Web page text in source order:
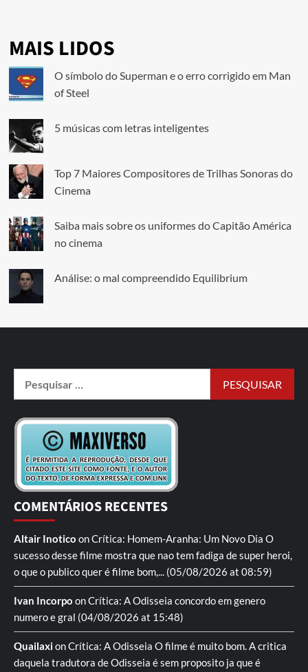
MAIS LIDOS
O símbolo do Superman e o erro corrigido em Man
of Steel
5 músicas com letras inteligentes
Top 7 Maiores Compositores de Trilhas Sonoras do
Cinema
Saiba mais sobre os uniformes do Capitão América
no cinema
Análise: o mal compreendido Equilibrium
COMENTÁRIOS RECENTES
Altair Inotico onCrítica: Homem-Aranha: Um Novo Dia O
sucesso desse filme mostra que nao tem fadiga de super heroi,
o que o publico quer é filme bom,... (05/08/2026 at 08:59)
Ivan Incorpo onCrítica: A Odisseia concordo em genero
numero e gral (04/08/2026 at 15:48)
QuailaxionCrítica: A Odisseia O filme é muito bom. A critica
daquela tradutora de Odisseia é sem proposito ja que é